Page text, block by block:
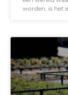
worden, is het